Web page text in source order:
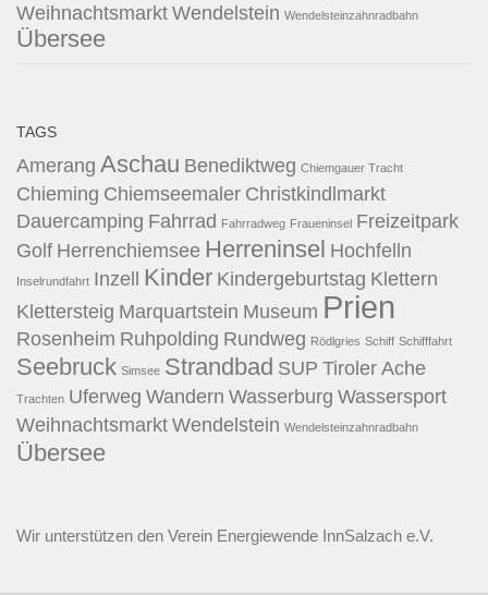
Weihnachtsmarkt Wendelstein Wendelsteinzahnradbahn
Übersee
TAGS
Amerang Aschau Benediktweg Chiemgauer Tracht
Chieming Chiemseemaler Christkindlmarkt
Dauercamping Fahrrad Fahrradweg Fraueninsel Freizeitpark
Golf Herrenchiemsee Herreninsel Hochfelln
Inselrundfahrt Inzell Kinder Kindergeburtstag Klettern
Klettersteig Marquartstein Museum Prien
Rosenheim Ruhpolding Rundweg Rödlgries Schiff Schifffahrt
Seebruck Simsee Strandbad SUP Tiroler Ache
Trachten Uferweg Wandern Wasserburg Wassersport
Weihnachtsmarkt Wendelstein Wendelsteinzahnradbahn
Übersee
Wir unterstützen den Verein Energiewende InnSalzach e.V.